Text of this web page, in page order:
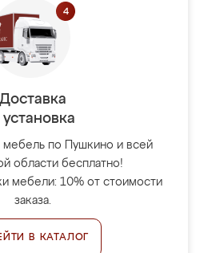
Доставка
установка
по Пушкино и всей
области бесплатно!
мебели: 10% от стоимости
заказа.
В КАТАЛОГ